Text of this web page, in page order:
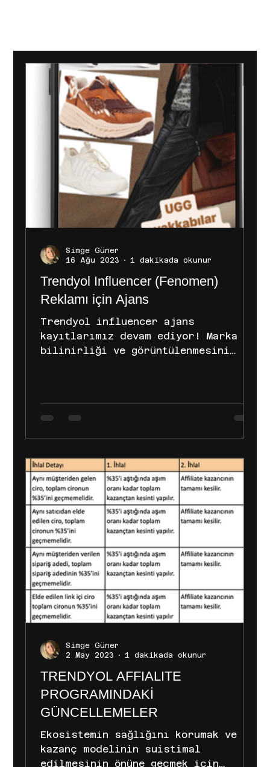
Trendyol Influencer (Fenomen)
Reklamı için Ajans
Trendyol influencer ajans
kayıtlarımız devam ediyor! Marka
bilinirliği ve görüntülenmesini
Simge Güner
16 Ağu 2023
1 dakikada okunur
TRENDYOL AFFIALITE
PROGRAMINDAKİ
GÜNCELLEMELER
Ekosistemin sağlığını korumak ve
kazanç modelinin suistimal
edilmesinin önüne geçmek için
Simge Güner
2 May 2023
1 dakikada okunur